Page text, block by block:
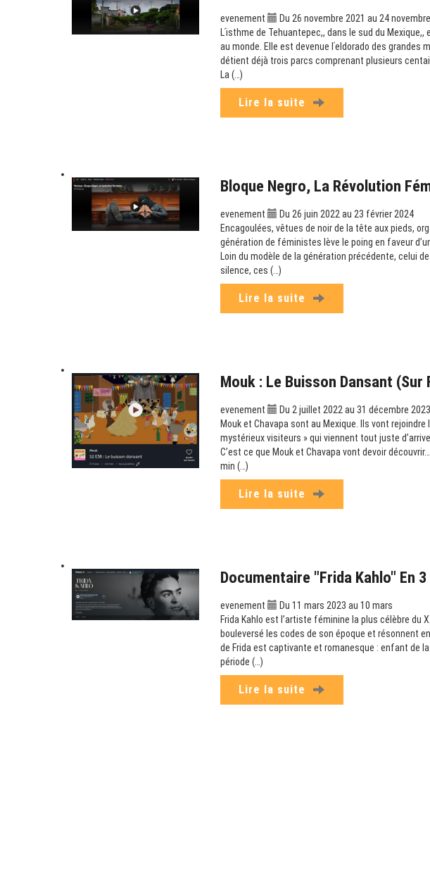
evenement
Du 26 novembre 2021 au 24
Lʹisthme de Tehuantepec,, dans le sud du
au monde. Elle est devenue lʹeldorado des grandes
détient déjà trois parcs comprenant plusieurs
La (…)
Lire la suite
Bloque Negro, La Révolution
evenement
Du 26 juin 2022 au 23 février 2024
Encagoulées, vêtues de noir de la tête aux pieds,
génération de féministes lève le poing en faveur
Loin du modèle de la génération précédente, celui
silence, ces (…)
Lire la suite
Mouk : Le Buisson Dansant (sur
evenement
Du 2 juillet 2022 au 31 décembre 2023
Mouk et Chavapa sont au Mexique. Ils vont
mystérieux visiteurs » qui viennent tout juste
C’est ce que Mouk et Chavapa vont devoir
min (…)
Lire la suite
Documentaire "Frida Kahlo" En
evenement
Du 11 mars 2023 au 10 mars
Frida Kahlo est l’artiste féminine la plus célèbre du
bouleversé les codes de son époque et résonnent
de Frida est captivante et romanesque : enfant de
période (…)
Lire la suite